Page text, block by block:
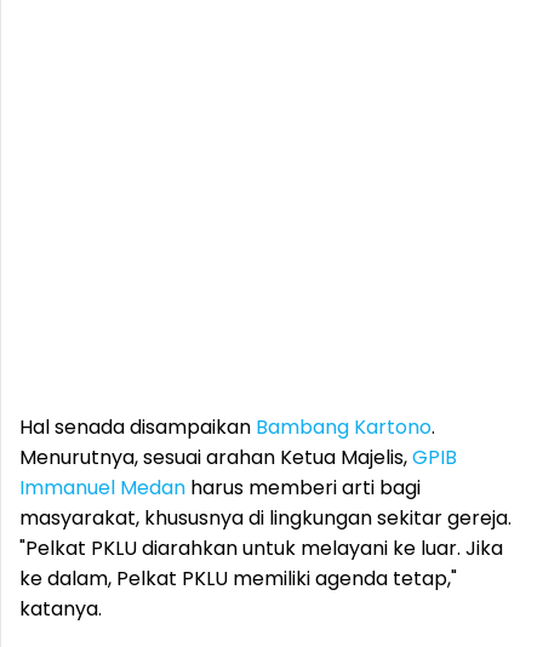
Hal senada disampaikan Bambang Kartono.
Menurutnya, sesuai arahan Ketua Majelis,GPIB
Immanuel Medan harus memberi arti bagi
masyarakat, khususnya di lingkungan sekitar gereja.
"Pelkat PKLU diarahkan untuk melayani ke luar. Jika
ke dalam, Pelkat PKLU memiliki agenda tetap,"
katanya.